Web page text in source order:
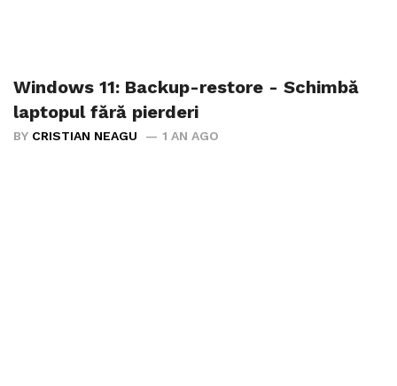
Windows 11: Backup-restore - Schimbă
laptopul fără pierderi
BY CRISTIAN NEAGU 1 AN AGO